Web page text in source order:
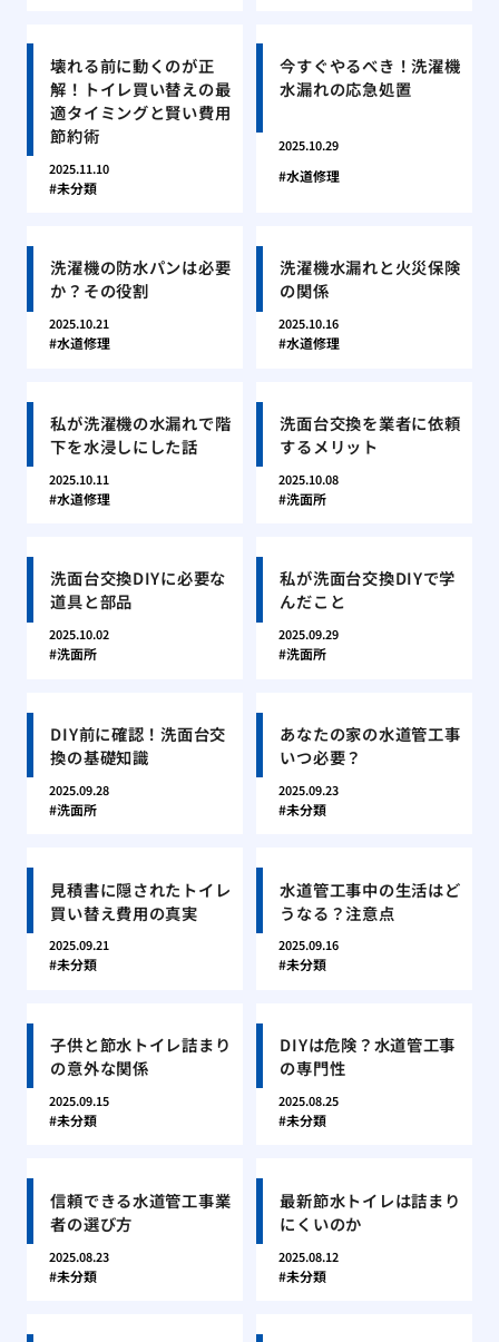
壊れる前に動くのが正
解！トイレ買い替えの最
適タイミングと賢い費用
節約術
2025.11.10
未分類
今すぐやるべき！洗濯機
水漏れの応急処置
2025.10.29
水道修理
洗濯機の防水パンは必要
か？その役割
2025.10.21
水道修理
洗濯機水漏れと火災保険
の関係
2025.10.16
水道修理
私が洗濯機の水漏れで階
下を水浸しにした話
2025.10.11
水道修理
洗面台交換を業者に依頼
するメリット
2025.10.08
洗面所
洗面台交換DIYに必要な
道具と部品
2025.10.02
洗面所
私が洗面台交換DIYで学
んだこと
2025.09.29
洗面所
DIY前に確認！洗面台交
換の基礎知識
2025.09.28
洗面所
あなたの家の水道管工事
いつ必要？
2025.09.23
未分類
見積書に隠されたトイレ
買い替え費用の真実
2025.09.21
未分類
水道管工事中の生活はど
うなる？注意点
2025.09.16
未分類
子供と節水トイレ詰まり
の意外な関係
2025.09.15
未分類
DIYは危険？水道管工事
の専門性
2025.08.25
未分類
信頼できる水道管工事業
者の選び方
2025.08.23
未分類
最新節水トイレは詰まり
にくいのか
2025.08.12
未分類